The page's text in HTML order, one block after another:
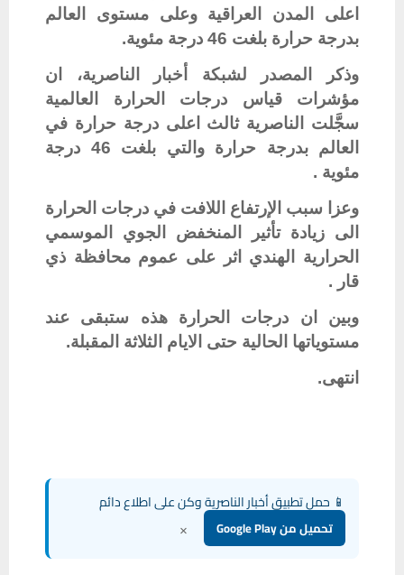
اعلى المدن العراقية وعلى مستوى العالم
بدرجة حرارة بلغت 46 درجة مئوية.
وذكر المصدر لشبكة أخبار الناصرية، ان
مؤشرات قياس درجات الحرارة العالمية
سجَّلت الناصرية ثالث اعلى درجة حرارة في
العالم بدرجة حرارة والتي بلغت 46 درجة
مئوية .
وعزا سبب الإرتفاع اللافت في درجات الحرارة
الى زيادة تأثير المنخفض الجوي الموسمي
الحرارية الهندي اثر على عموم محافظة ذي
قار .
وبين ان درجات الحرارة هذه ستبقى عند
مستوياتها الحالية حتى الايام الثلاثة المقبلة.
انتهى.
📱 حمل تطبيق أخبار الناصرية وكن على اطلاع دائم
تحميل من Google Play ×